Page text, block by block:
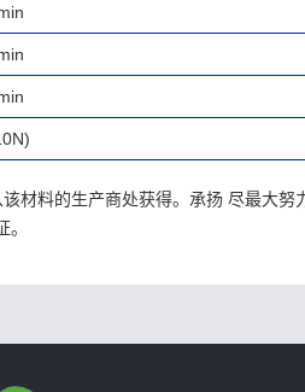
材料的生产商处获得。承扬 尽最大